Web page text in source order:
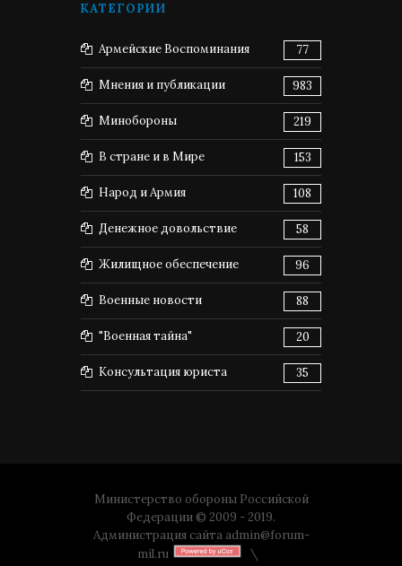
КАТЕГОРИИ
Армейские Воспоминания 77
Мнения и публикации 983
Минобороны 219
В стране и в Мире 153
Народ и Армия 108
Денежное довольствие 58
Жилищное обеспечение 96
Военные новости 88
"Военная тайна" 20
Консультация юриста 35
Министерство обороны Российской
Федерации © 2009 - 2019.
Администрация сайта admin@forum-
mil.ru